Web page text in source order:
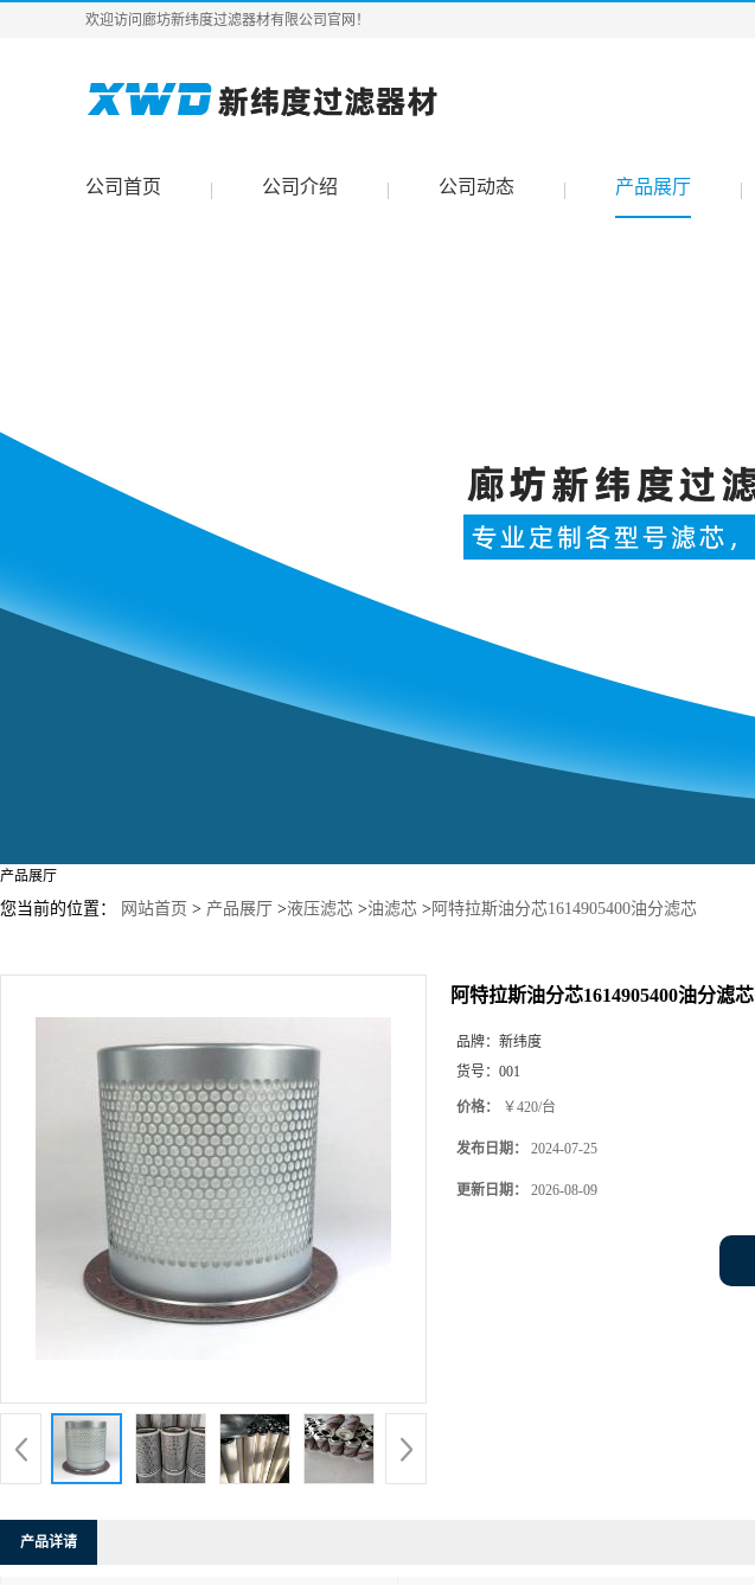
欢迎访问廊坊新纬度过滤器材有限公司官网！
公司首页 公司介绍 公司动态 产品展厅
产品展厅
您当前的位置： 网站首页 > 产品展厅 >液压滤芯 >油滤芯 >阿特拉斯油分芯1614905400油分滤芯
阿特拉斯油分芯1614905400油分滤芯
品牌： 新纬度
货号： 001
价格： ￥420/台
发布日期： 2024-07-25
更新日期： 2026-08-09
产品详请